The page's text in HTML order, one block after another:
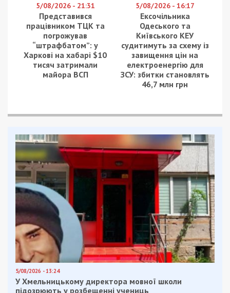
5/08/2026 - 21:31
Представився
працівником ТЦК та
погрожував
“штрафбатом”: у
Харкові на хабарі $10
тисяч затримали
майора ВСП
5/08/2026 - 16:17
Ексочільника
Одеського та
Київського КЕУ
судитимуть за схему із
завищення цін на
електроенергію для
ЗСУ: збитки становлять
46,7 млн грн
5/08/2026 - 13:24
У Хмельницькому директора мовної школи
підозрюють у розбещенні учениць